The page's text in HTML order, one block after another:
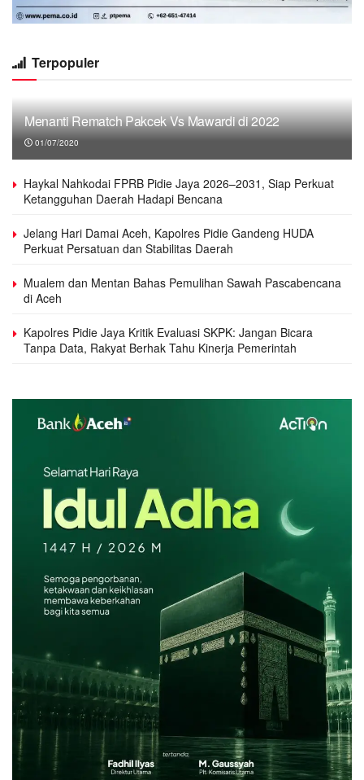
Terpopuler
Menanti Rematch Pakcek Vs Mawardi di 2022
01/07/2020
Haykal Nahkodai FPRB Pidie Jaya 2026–2031, Siap Perkuat
Ketangguhan Daerah Hadapi Bencana
Jelang Hari Damai Aceh, Kapolres Pidie Gandeng HUDA
Perkuat Persatuan dan Stabilitas Daerah
Mualem dan Mentan Bahas Pemulihan Sawah Pascabencana
di Aceh
Kapolres Pidie Jaya Kritik Evaluasi SKPK: Jangan Bicara
Tanpa Data, Rakyat Berhak Tahu Kinerja Pemerintah